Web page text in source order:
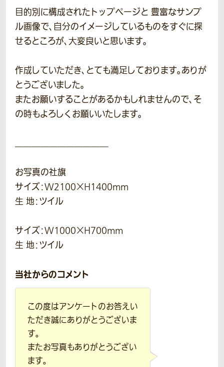
目的別に構成されたトップページと 豊富なサンプ
ル画像で、自分のイメージしているものをすぐに探
せるところが、大変良いと思います。
作成していただき、とても満足しております。ありが
とうございました。
またお願いすることがあるかもしれませんので、そ
の時もよろしくお願いいたします。
＿＿＿＿＿＿＿＿＿＿＿
お写真の社旗
サイズ：W2100×H1400mm
生 地：ツイル
サイズ：W1000×H700mm
生 地：ツイル
当社からのコメント
この度はアンケートのお答えい
ただき誠にありがとうございま
す。
またお写真もありがとうござい
ます。